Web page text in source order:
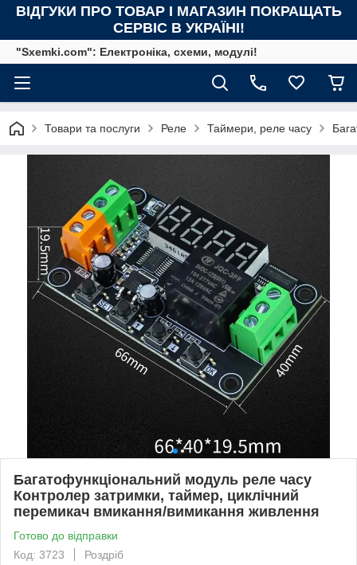
ВІДГУКИ ПРО ТОВАР І МАГАЗИН ПОКРАЩАТЬ
СЕРВІС В УКРАЇНІ!
"Sxemki.com": Електроніка, схеми, модулі!
Товари та послуги Реле Таймери, реле часу
Багатофункціональний модуль реле часу
Контролер затримки, таймер, циклічний
перемикач вмикання/вимикання живлення
Готово до відправки
Код: 3723
Роздріб